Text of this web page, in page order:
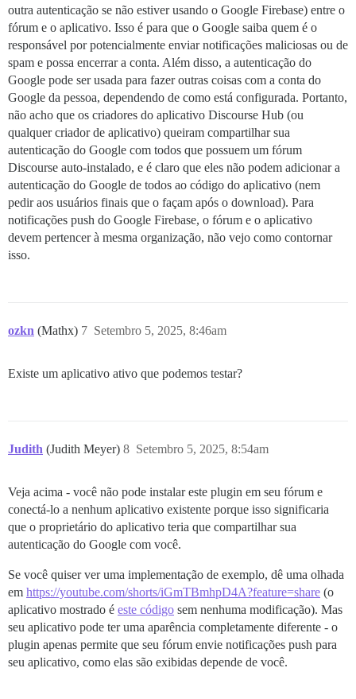
outra autenticação se não estiver usando o Google Firebase) entre o
fórum e o aplicativo. Isso é para que o Google saiba quem é o
responsável por potencialmente enviar notificações maliciosas ou de
spam e possa encerrar a conta. Além disso, a autenticação do
Google pode ser usada para fazer outras coisas com a conta do
Google da pessoa, dependendo de como está configurada. Portanto,
não acho que os criadores do aplicativo Discourse Hub (ou
qualquer criador de aplicativo) queiram compartilhar sua
autenticação do Google com todos que possuem um fórum
Discourse auto-instalado, e é claro que eles não podem adicionar a
autenticação do Google de todos ao código do aplicativo (nem
pedir aos usuários finais que o façam após o download). Para
notificações push do Google Firebase, o fórum e o aplicativo
devem pertencer à mesma organização, não vejo como contornar
isso.
ozkn (Mathx) Setembro 5, 2025, 8:46am
7
Existe um aplicativo ativo que podemos testar?
Judith (Judith Meyer) Setembro 5, 2025, 8:54am
8
Veja acima - você não pode instalar este plugin em seu fórum e
conectá-lo a nenhum aplicativo existente porque isso significaria
que o proprietário do aplicativo teria que compartilhar sua
autenticação do Google com você.
Se você quiser ver uma implementação de exemplo, dê uma olhada
em https://youtube.com/shorts/iGmTBmhpD4A?feature=share (o
aplicativo mostrado é este código sem nenhuma modificação). Mas
seu aplicativo pode ter uma aparência completamente diferente - o
plugin apenas permite que seu fórum envie notificações push para
seu aplicativo, como elas são exibidas depende de você.